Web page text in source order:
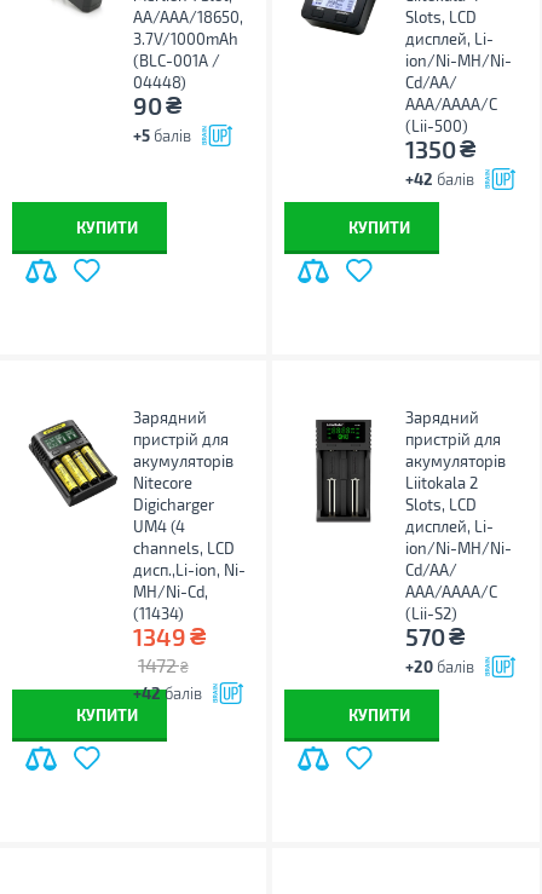
AA/AAA/18650,
3.7V/1000mAh
(BLC-001A /
04448)
90₴
+5 балів
КУПИТИ
Slots, LCD
дисплей, Li-
ion/Ni-MH/Ni-
Cd/AA/
ААA/AAAA/С
(Lii-500)
1350₴
+42 балів
КУПИТИ
Зарядний
пристрій для
акумуляторів
Nitecore
Digicharger
UM4 (4
channels, LCD
дисп.,Li-ion, Ni-
MH/Ni-Cd,
(11434)
1349₴
1472 ₴
+42балів
КУПИТИ
Зарядний
пристрій для
акумуляторів
Liitokala 2
Slots, LCD
дисплей, Li-
ion/Ni-MH/Ni-
Cd/AA/
ААA/AAAA/С
(Lii-S2)
570₴
+20 балів
КУПИТИ